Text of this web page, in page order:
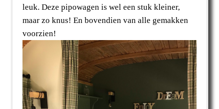
leuk. Deze pipowagen is wel een stuk kleiner,
maar zo knus! En bovendien van alle gemakken
voorzien!